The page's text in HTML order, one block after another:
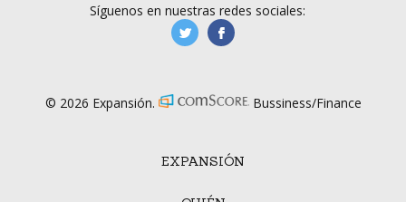
EXPANSIÓN
Síguenos en nuestras redes sociales:
manufacturaGE
© 2026 Expansión. Bussiness/Finance